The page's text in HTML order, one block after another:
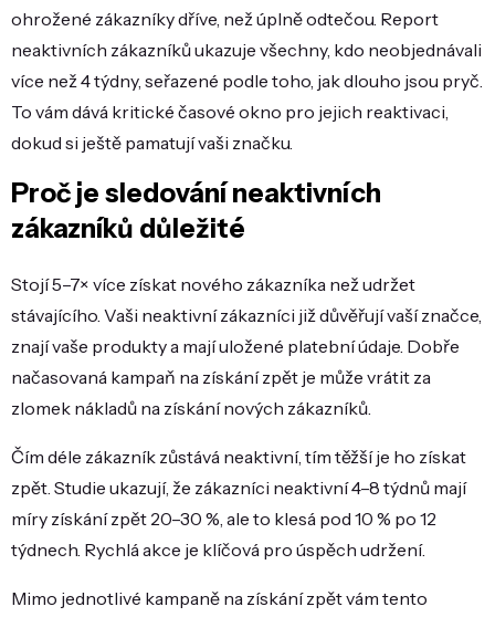
ohrožené zákazníky dříve, než úplně odtečou. Report
neaktivních zákazníků ukazuje všechny, kdo neobjednávali
více než 4 týdny, seřazené podle toho, jak dlouho jsou pryč.
To vám dává kritické časové okno pro jejich reaktivaci,
dokud si ještě pamatují vaši značku.
Proč je sledování neaktivních
zákazníků důležité
Stojí 5–7× více získat nového zákazníka než udržet
stávajícího. Vaši neaktivní zákazníci již důvěřují vaší značce,
znají vaše produkty a mají uložené platební údaje. Dobře
načasovaná kampaň na získání zpět je může vrátit za
zlomek nákladů na získání nových zákazníků.
Čím déle zákazník zůstává neaktivní, tím těžší je ho získat
zpět. Studie ukazují, že zákazníci neaktivní 4–8 týdnů mají
míry získání zpět 20–30 %, ale to klesá pod 10 % po 12
týdnech. Rychlá akce je klíčová pro úspěch udržení.
Mimo jednotlivé kampaně na získání zpět vám tento